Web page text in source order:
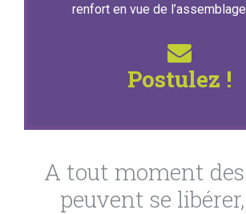
renfort en vue de l’assemblage
Postulez !
A tout moment
peuvent se